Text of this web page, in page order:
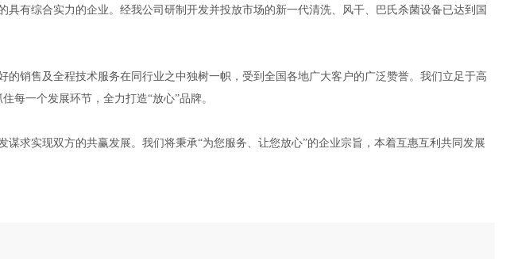
具有综合实力的企业。经我公司研制开发并投放市场的新一代清洗、风干、巴氏杀菌设备已达到国
的销售及全程技术服务在同行业之中独树一帜，受到全国各地广大客户的广泛赞誉。我们立足于高
每一个发展环节，全力打造“放心”品牌。
求实现双方的共赢发展。我们将秉承“为您服务、让您放心”的企业宗旨，本着互惠互利共同发展